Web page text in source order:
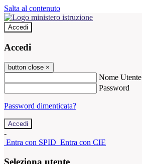
Salta al contenuto
Accedi
Accedi
button close ×
Nome Utente
Password
Password dimenticata?
-
Entra con SPID Entra con CIE
Seleziona utente